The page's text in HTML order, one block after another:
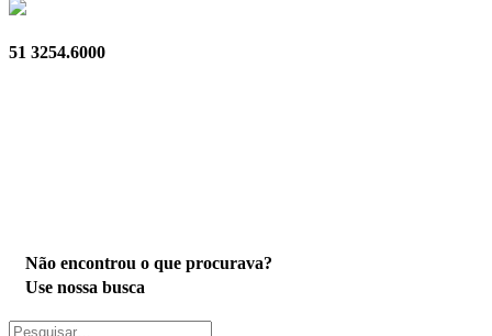
51 3254.6000
Não encontrou o que procurava?
Use nossa busca